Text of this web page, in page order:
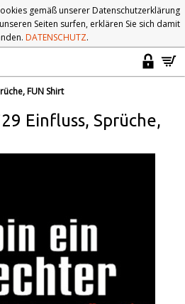
gemäß unserer Datenschutzerklärung
Seiten surfen, erklären Sie sich damit
DATENSCHUTZ.
FUN Shirt
Einfluss, Sprüche,